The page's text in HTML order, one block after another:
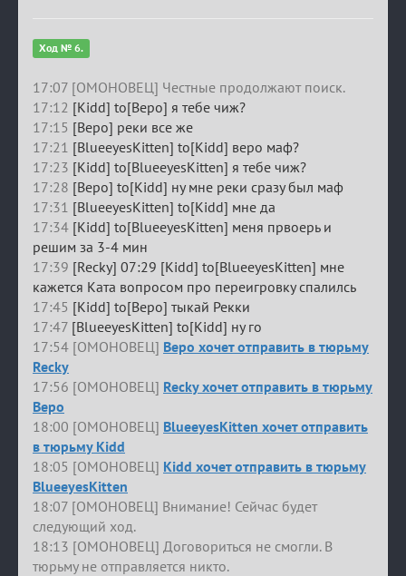
Ход № 6.
17:07 [ОМОНОВЕЦ] Честные продолжают поиск.
17:12 [Kidd] to[Веро] я тебе чиж?
17:15 [Веро] реки все же
17:21 [BlueeyesKitten] to[Kidd] веро маф?
17:23 [Kidd] to[BlueeyesKitten] я тебе чиж?
17:28 [Веро] to[Kidd] ну мне реки сразу был маф
17:31 [BlueeyesKitten] to[Kidd] мне да
17:34 [Kidd] to[BlueeyesKitten] меня првоерь и
решим за 3-4 мин
17:39 [Recky] 07:29 [Kidd] to[BlueeyesKitten] мне
кажется Ката вопросом про переигровку спалилсь
17:45 [Kidd] to[Веро] тыкай Рекки
17:47 [BlueeyesKitten] to[Kidd] ну го
17:54 [ОМОНОВЕЦ] Веро хочет отправить в тюрьму
Recky
17:56 [ОМОНОВЕЦ] Recky хочет отправить в тюрьму
Веро
18:00 [ОМОНОВЕЦ] BlueeyesKitten хочет отправить
в тюрьму Kidd
18:05 [ОМОНОВЕЦ] Kidd хочет отправить в тюрьму
BlueeyesKitten
18:07 [ОМОНОВЕЦ] Внимание! Сейчас будет
следующий ход.
18:13 [ОМОНОВЕЦ] Договориться не смогли. В
тюрьму не отправляется никто.